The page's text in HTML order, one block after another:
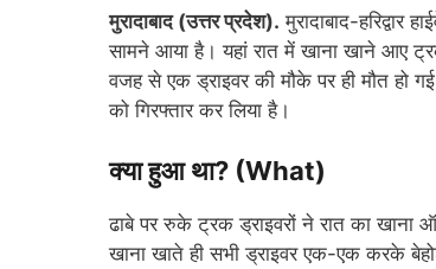
मुरादाबाद (उत्तर प्रदेश). मुरादाबाद-
सामने आया है। यहां रात में खाना खाने आए
वजह से एक ड्राइवर की मौके पर ही मौत हो
को गिरफ्तार कर लिया है।
क्या हुआ था? (What)
ढाबे पर रुके ट्रक ड्राइवरों ने रात का खाना
खाना खाते ही सभी ड्राइवर एक-एक करके